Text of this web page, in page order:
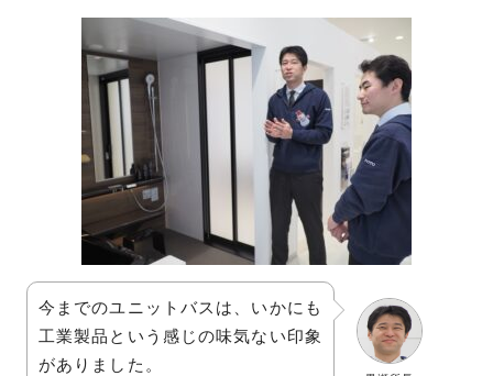
今までのユニットバスは、いかにも
工業製品という感じの味気ない印象
がありました。